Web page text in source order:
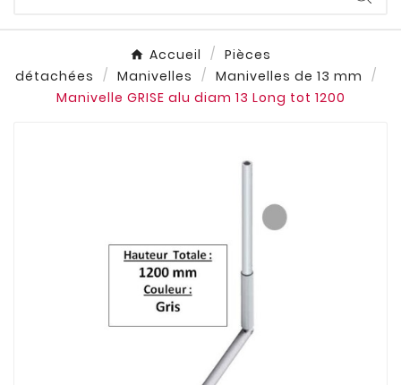
Accueil
Pièces
détachées
Manivelles
Manivelles de 13 mm
Manivelle GRISE alu diam 13 Long tot 1200